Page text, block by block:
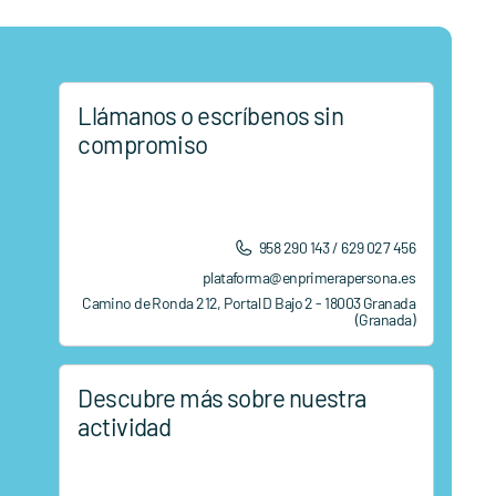
Llámanos o escríbenos sin
compromiso
958 290 143 / 629 027 456
plataforma@enprimerapersona.es
Camino de Ronda 212, Portal D Bajo 2 - 18003 Granada
(Granada)
Descubre más sobre nuestra
actividad